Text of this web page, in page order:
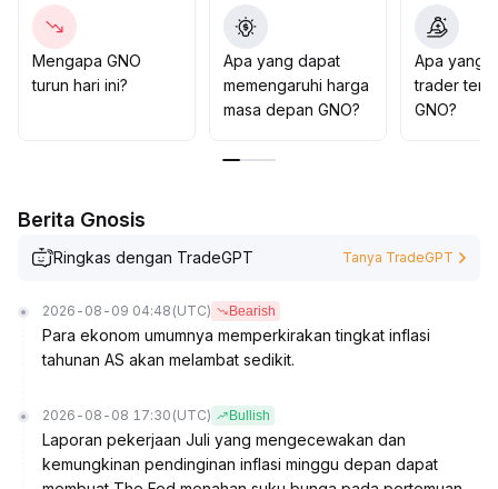
pendek; pada area USD 100–106 dapat coba
melakukan pembelian dengan volume kecil, pastikan
selalu menetapkan stop-loss untuk menghindari
penurunan lebih lanjut
Mengapa GNO
turun hari ini?
Apa yang dapat
memengaruhi harga
masa depan GNO?
Apa yang
trader
GNO?
Berita Gnosis
Ringkas dengan TradeGPT Tanya TradeGPT
2026-08-09 04:48 (UTC) Bearish
Para ekonom umumnya memperkirakan tingkat inflasi
tahunan AS akan melambat sedikit.
2026-08-08 17:30 (UTC) Bullish
Laporan pekerjaan Juli yang mengecewakan dan
kemungkinan pendinginan inflasi minggu depan dapat